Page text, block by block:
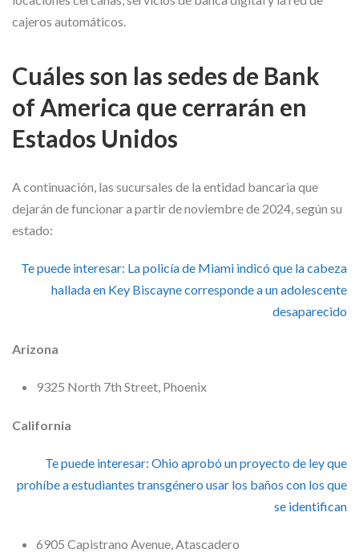
cajeros automáticos.
Cuáles son las sedes de Bank
of America que cerrarán en
Estados Unidos
A continuación, las sucursales de la entidad bancaria que
dejarán de funcionar a partir de noviembre de 2024, según su
estado:
Te puede interesar: La policía de Miami indicó que la cabeza
hallada en Key Biscayne corresponde a un adolescente
desaparecido
Arizona
9325 North 7th Street, Phoenix
California
Te puede interesar: Ohio aprobó un proyecto de ley que
prohíbe a estudiantes transgénero usar los baños con los que
se identifican
6905 Capistrano Avenue, Atascadero